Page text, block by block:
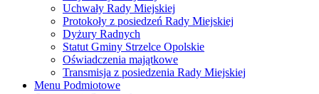
Uchwały Rady Miejskiej
Protokoły z posiedzeń Rady Miejskiej
Dyżury Radnych
Statut Gminy Strzelce Opolskie
Oświadczenia majątkowe
Transmisja z posiedzenia Rady Miejskiej
Menu Podmiotowe